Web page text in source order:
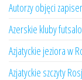
Autorzy objęci
Azerskie kluby
Azjatyckie jeziora w
Azjatyckie szczyty